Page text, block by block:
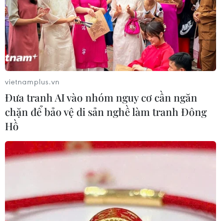
03/08/2026 15:58
Hơn 400 tác phẩm gốm tâm linh
được trưng bày trên đỉnh núi Bà Đen
trong tháng 8
03/08/2026 09:52
Tác phẩm điện ảnh “Mưa đỏ” và
hành trình gắn kết chiến lược Việt-
Lào
03/08/2026 07:23
Độc đáo ngôi chùa gần 200
năm tuổi tại Đồng Tháp
vietnamplus.vn
Đưa tranh AI vào nhóm nguy cơ cần ngăn
chặn để bảo vệ di sản nghề làm tranh Đông
Hồ